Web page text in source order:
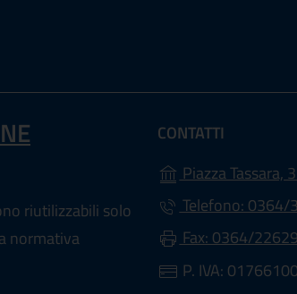
riutilizzabili solo
normativa
CONTATTI
Piazza Tassara,
Telefono: 0364/
Fax: 0364/22629
P. IVA: